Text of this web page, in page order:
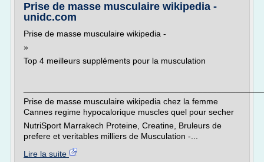
Prise de masse musculaire wikipedia -
unidc.com
Prise de masse musculaire wikipedia -
»
Top 4 meilleurs suppléments pour la musculation
Prise de masse musculaire wikipedia chez la femme
Cannes regime hypocalorique muscles quel pour secher
NutriSport Marrakech Proteine, Creatine, Bruleurs de
prefere et veritables milliers de Musculation -...
Lire la suite